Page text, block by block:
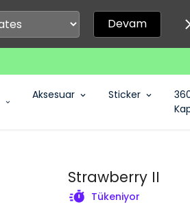
Devam
Aksesuar Sticker
Strawberry II
Tükeniyor